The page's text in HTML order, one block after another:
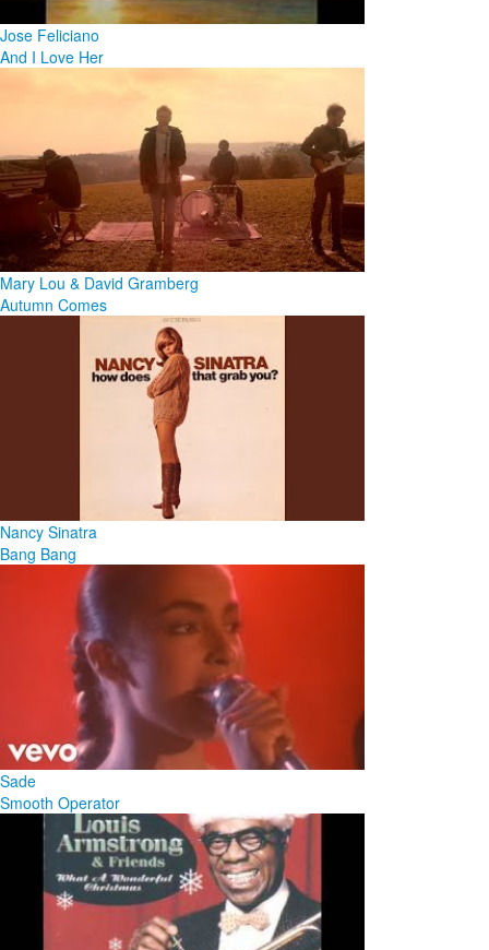
Jose Feliciano
And I Love Her
Mary Lou & David Gramberg
Autumn Comes
Nancy Sinatra
Bang Bang
Sade
Smooth Operator